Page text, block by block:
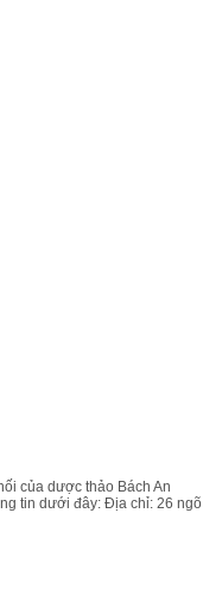
của dược thảo Bách An
tin dưới đây: Địa chỉ: 26 ngõ